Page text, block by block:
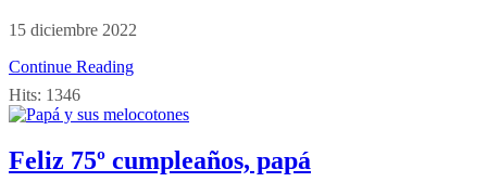
15 diciembre 2022
Continue Reading
Hits: 1346
Feliz 75º cumpleaños, papá